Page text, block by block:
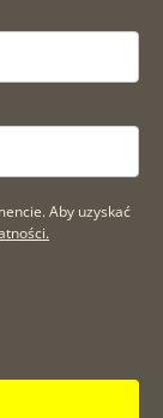
Aby uzyskać